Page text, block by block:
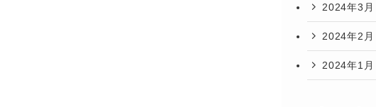
2024年3月
2024年2月
2024年1月